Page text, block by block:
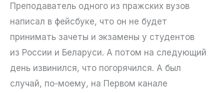
Преподаватель одного из пражских вузов
написал в фейсбуке, что он не будет
принимать зачеты и экзамены у студентов
из России и Беларуси. А потом на следующий
день извинился, что погорячился. А был
случай, по-моему, на Первом канале